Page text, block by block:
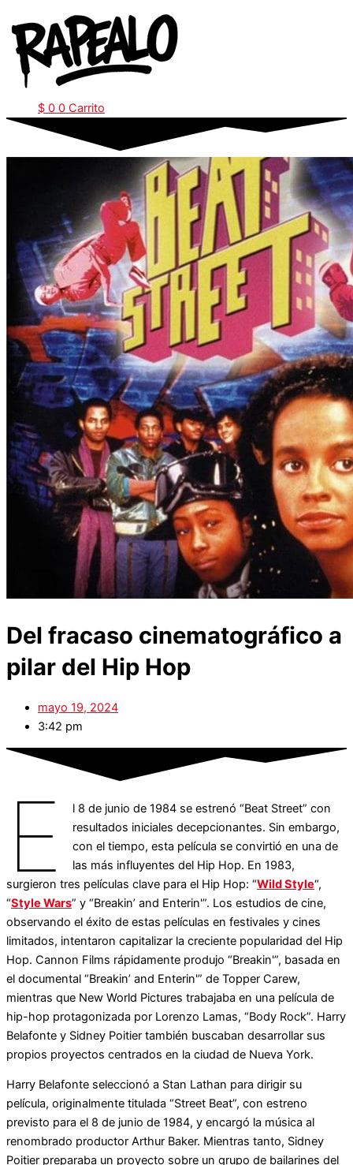
al
contenido
$ 0 0 Carrito
Del fracaso cinematográfico a
pilar del Hip Hop
mayo 19, 2024
3:42 pm
E
l 8 de junio de 1984 se estrenó “Beat Street” con
resultados iniciales decepcionantes. Sin embargo,
con el tiempo, esta película se convirtió en una de
las más influyentes del Hip Hop. En 1983,
surgieron tres películas clave para el Hip Hop: “Wild Style“,
“Style Wars” y “Breakin’ and Enterin'”. Los estudios de cine,
observando el éxito de estas películas en festivales y cines
limitados, intentaron capitalizar la creciente popularidad del Hip
Hop. Cannon Films rápidamente produjo “Breakin'”, basada en
el documental “Breakin’ and Enterin'” de Topper Carew,
mientras que New World Pictures trabajaba en una película de
hip-hop protagonizada por Lorenzo Lamas, “Body Rock”. Harry
Belafonte y Sidney Poitier también buscaban desarrollar sus
propios proyectos centrados en la ciudad de Nueva York.
Harry Belafonte seleccionó a Stan Lathan para dirigir su
película, originalmente titulada “Street Beat”, con estreno
previsto para el 8 de junio de 1984, y encargó la música al
renombrado productor Arthur Baker. Mientras tanto, Sidney
Poitier preparaba un proyecto sobre un grupo de bailarines del